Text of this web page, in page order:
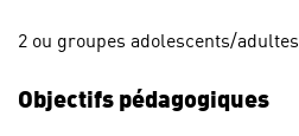
2 ou groupes adolescents/adultes
Objectifs pédagogiques